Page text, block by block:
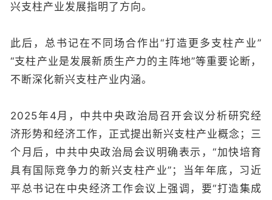
兴支柱产业发展指明了方向。
此后，总书记在不同场合作出“打造更多支柱产业”
“支柱产业是发展新质生产力的主阵地”等重要论断，
不断深化新兴支柱产业内涵。
2025年4月，中共中央政治局召开会议分析研究经
济形势和经济工作，正式提出新兴支柱产业概念；三
个月后，中共中央政治局会议明确表示，“加快培育
具有国际竞争力的新兴支柱产业”；当年年底，习近
平总书记在中央经济工作会议上强调，要“打造集成